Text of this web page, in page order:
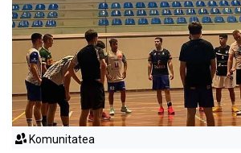
Komunitatea